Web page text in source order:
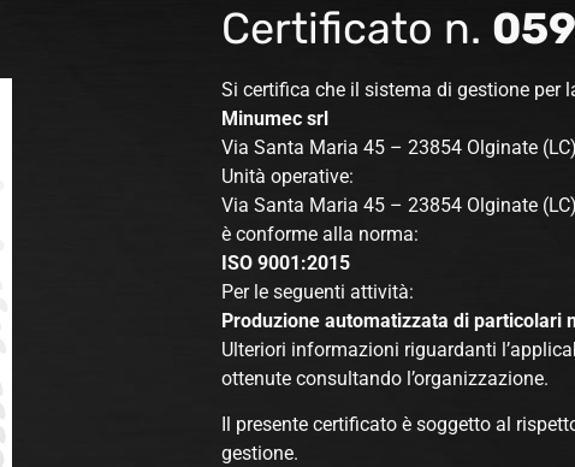
Certificato n.
Si certifica che il sistema di gestione per
Minumec srl
Via Santa Maria 45 – 23854 Olginate
Unità operative:
Via Santa Maria 45 – 23854 Olginate
è conforme alla norma:
ISO 9001:2015
Per le seguenti attività:
Produzione automatizzata di particolari
Ulteriori informazioni riguardanti
ottenute consultando l’organizzazione.
Il presente certificato è soggetto al
gestione.